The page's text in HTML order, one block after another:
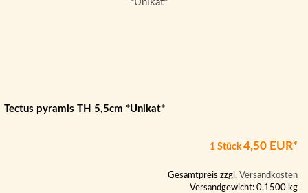
Tectus pyramis TH 5,5cm *Unikat*
1 Stück 4,50 EUR*
Gesamtpreis zzgl. Versandkosten
Versandgewicht: 0.1500 kg